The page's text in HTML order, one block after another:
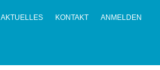
AKTUELLES KONTAKT ANMELDEN